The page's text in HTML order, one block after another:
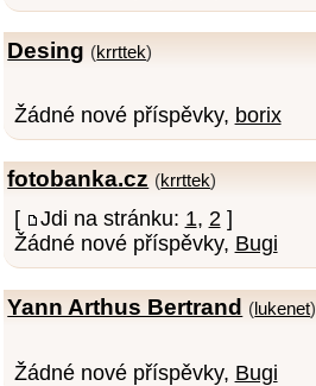
Desing (krrttek)
Žádné nové příspěvky, borix
fotobanka.cz (krrttek)
[ Jdi na stránku: 1, 2]
Žádné nové příspěvky, Bugi
Yann Arthus Bertrand ( lukenet)
Žádné nové příspěvky, Bugi